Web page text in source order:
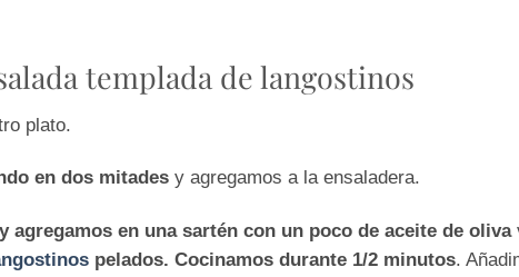
templada de langostinos
plato.
en dos mitades y agregamos a la ensaladera.
agregamos en una sartén con un poco de aceite de oliva
pelados. Cocinamos durante 1/2 minutos.